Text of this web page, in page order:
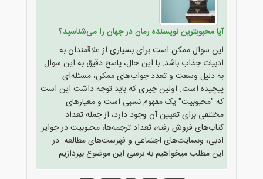
آیا محبوبترین نویسنده رمان در جهان را می‌شناسید؟
این سوال ممکن است برای بسیاری از علاقمندان به
ادبیات جذاب باشد. با این حال، پاسخ دقیق به این سوال
به دلیل وسعت و تعدد جواب‌های ممکن، مسئله‌ای
پیچیده است. اولین چیزی که باید توجه داشت این است
که "محبوبیت" یک مفهوم نسبی است و معیارهای
مختلفی برای تعیین آن وجود دارد، از جمله تعداد
کتاب‌های فروش رفته، تعداد ترجمه‌ها، محبوبیت در جوایز
ادبی، وبسایت‌های اجتماعی و فهرست‌های مطالعه. در
این مطلب میخواهیم به برسی این موضوع بپردازیم.